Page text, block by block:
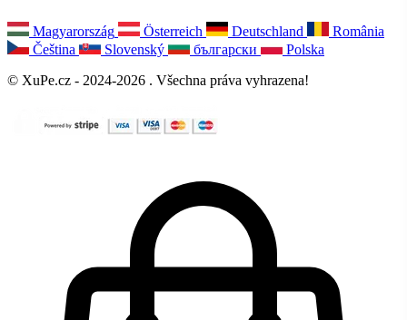
Magyarország Österreich Deutschland
România
Čeština
Slovenský български
Polska
© XuPe.cz - 2024-2026 . Všechna práva vyhrazena!